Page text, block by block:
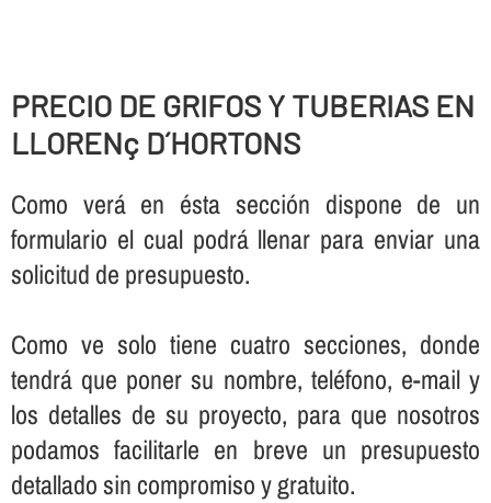
PRECIO DE GRIFOS Y TUBERIAS EN
LLORENç D´HORTONS
Como verá en ésta sección dispone de un
formulario el cual podrá llenar para enviar una
solicitud de presupuesto.
Como ve solo tiene cuatro secciones, donde
tendrá que poner su nombre, teléfono, e-mail y
los detalles de su proyecto, para que nosotros
podamos facilitarle en breve un presupuesto
detallado sin compromiso y gratuito.